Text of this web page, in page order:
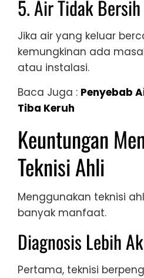
5. Air Tidak Bersih
Jika air yang keluar
kemungkinan ada
atau instalasi.
Baca Juga : Penyebab
Tiba Keruh
Keuntungan
Teknisi Ahli
Menggunakan teknisi
banyak manfaat.
Diagnosis Lebih
Pertama, teknisi